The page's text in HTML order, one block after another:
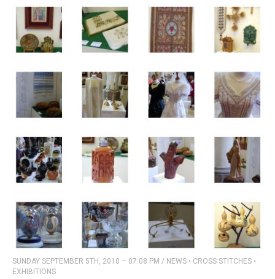
SUNDAY SEPTEMBER 5TH, 2010 – 07:08 PM / NEWS • CROSS STITCHES •
EXHIBITIONS